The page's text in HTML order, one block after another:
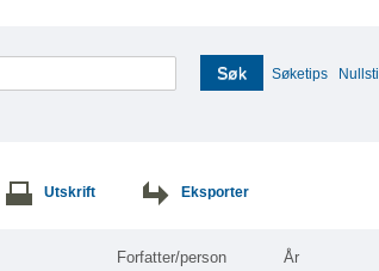
Søk Søketips Nullstill
Utskrift Eksporter
Forfatter/person År